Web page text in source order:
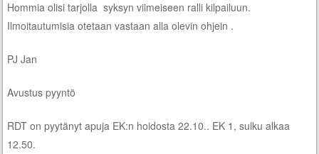
Hommia olisi tarjolla syksyn viimeiseen ralli kilpailuun.
Ilmoitautumisia otetaan vastaan alla olevin ohjein .
PJ Jan
Avustus pyyntö
RDT on pyytänyt apuja EK:n hoidosta 22.10.. EK 1, sulku alkaa
12.50.